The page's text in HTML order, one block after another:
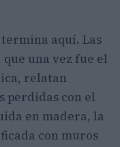
aquí. Las
una vez fue el
relatan
perdidas con el
en madera, la
con muros